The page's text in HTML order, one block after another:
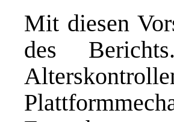
Mit diesen
des